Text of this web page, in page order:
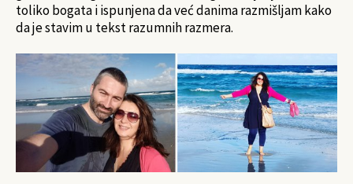
toliko bogata i ispunjena da već danima razmišljam kako
da je stavim u tekst razumnih razmera.